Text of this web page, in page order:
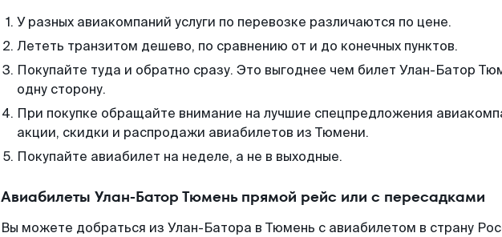
У разных авиакомпаний услуги по перевозке различаются по цене.
Лететь транзитом дешево, по сравнению от и до конечных пунктов.
Покупайте туда и обратно сразу. Это выгоднее чем билет Улан-Батор
одну сторону.
При покупке обращайте внимание на лучшие спецпредложения
акции, скидки и распродажи авиабилетов из Тюмени.
Покупайте авиабилет на неделе, а не в выходные.
Авиабилеты Улан-Батор Тюмень прямой рейс или с пересадками
Вы можете добраться из Улан-Батора в Тюмень с авиабилетом в страну